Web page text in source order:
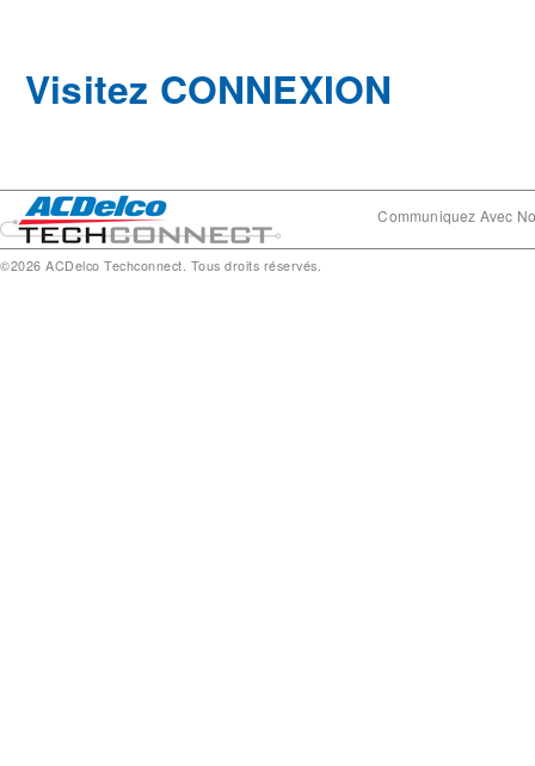
Visitez CONNEXION
Communiquez Avec
©2026 ACDelco Techconnect. Tous droits réservés.